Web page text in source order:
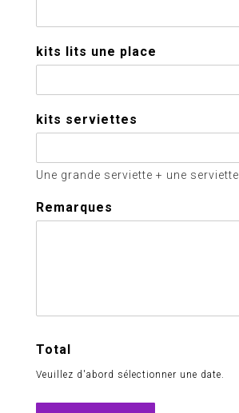
kits lits une place
kits serviettes
Une grande serviette + une serviette
Remarques
Total
Veuillez d'abord sélectionner une date.